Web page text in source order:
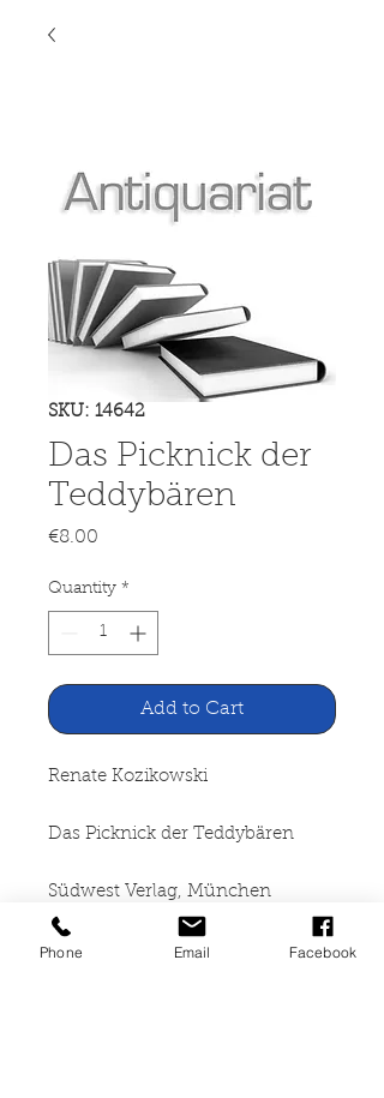
SKU: 14642
Das Picknick der
Teddybären
€8.00
Quantity *
Add to Cart
Renate Kozikowski
Das Picknick der Teddybären
Südwest Verlag, München
1989
Phone Email Facebook